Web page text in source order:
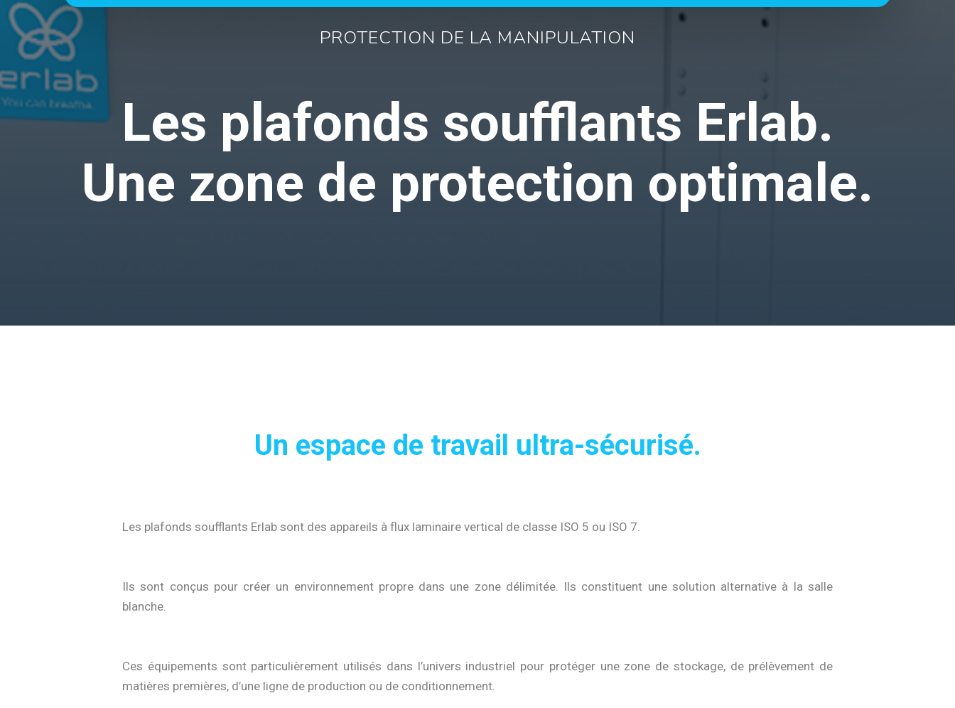
PROTECTION DE LA MANIPULATION
Les plafonds soufflants Erlab.
Une zone de protection optimale.
Un espace de travail ultra-sécurisé.
Les plafonds soufflants Erlab sont des appareils à flux laminaire vertical de classe ISO 5 ou ISO 7.
Ils sont conçus pour créer un environnement propre dans une zone délimitée. Ils constituent une solution alternative à la salle
blanche.
Ces équipements sont particulièrement utilisés dans l’univers industriel pour protéger une zone de stockage, de prélèvement de
matières premières, d’une ligne de production ou de conditionnement.